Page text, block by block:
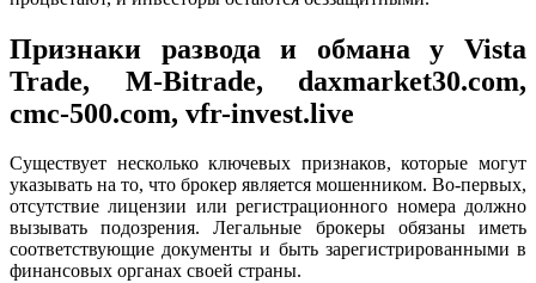
Признаки развода и обмана у Vista
Trade, M-Bitrade, daxmarket30.com,
cmc-500.com, vfr-invest.live
Существует несколько ключевых признаков, которые могут
указывать на то, что брокер является мошенником. Во-первых,
отсутствие лицензии или регистрационного номера должно
вызывать подозрения. Легальные брокеры обязаны иметь
соответствующие документы и быть зарегистрированными в
финансовых органах своей страны.